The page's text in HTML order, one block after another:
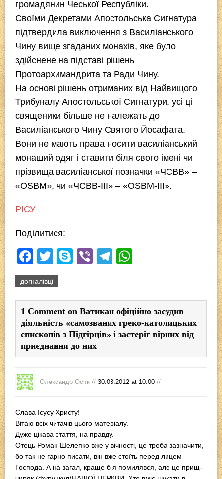
громадянин Чеської Республіки.
Своїми Декретами Апостольська Сигнатура
підтвердила виключення з Василіанського
Чину вище згаданих монахів, яке було
здійснене на підставі рішень
Протоархимандрита та Ради Чину.
На основі рішень отриманих від Найвищого
Трибуналу Апостольської Сигнатури, усі ці
священики більше не належать до
Василіанського Чину Святого Йосафата.
Вони не мають права носити василіанський
монаший одяг і ставити біля свого імені чи
прізвища василіанської позначки «ЧСВВ» –
«OSBM», чи «ЧСВВ-ІІІ» – «OSBM-III».
РІСУ
Поділитися:
F
a
c
e
b
o
o
T
wi
tt
er
S
e
Vi
T
gr
a
m
s
A
p
догналівці
1 Comment on Ватикан офіційно засудив
діяльність «самозваних греко-католицьких
єпископів з Підгірців» і застеріг вірних від
приєднання до них
Олександр Осіїк // 30.03.2012 at 10:00//
Слава Ісусу Христу!
Вітаю всіх читачів цього матеріалу.
Дуже цікава стаття, на правду.
Отець Роман Шелепко вже у вічності, це треба зазначити,
бо так не гарно писати, він вже стоїть перед лицем
Господа. А на загал, краще б я помилявся, але це прищ-